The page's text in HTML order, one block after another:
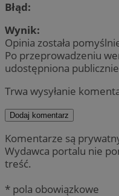
Błąd:
Wynik:
Opinia została
Po przeprowadzeniu
udostępniona
Trwa wysyłanie
Dodaj komentarz
Komentarze są
Wydawca portalu nie
treść.
* pola obowiązkowe